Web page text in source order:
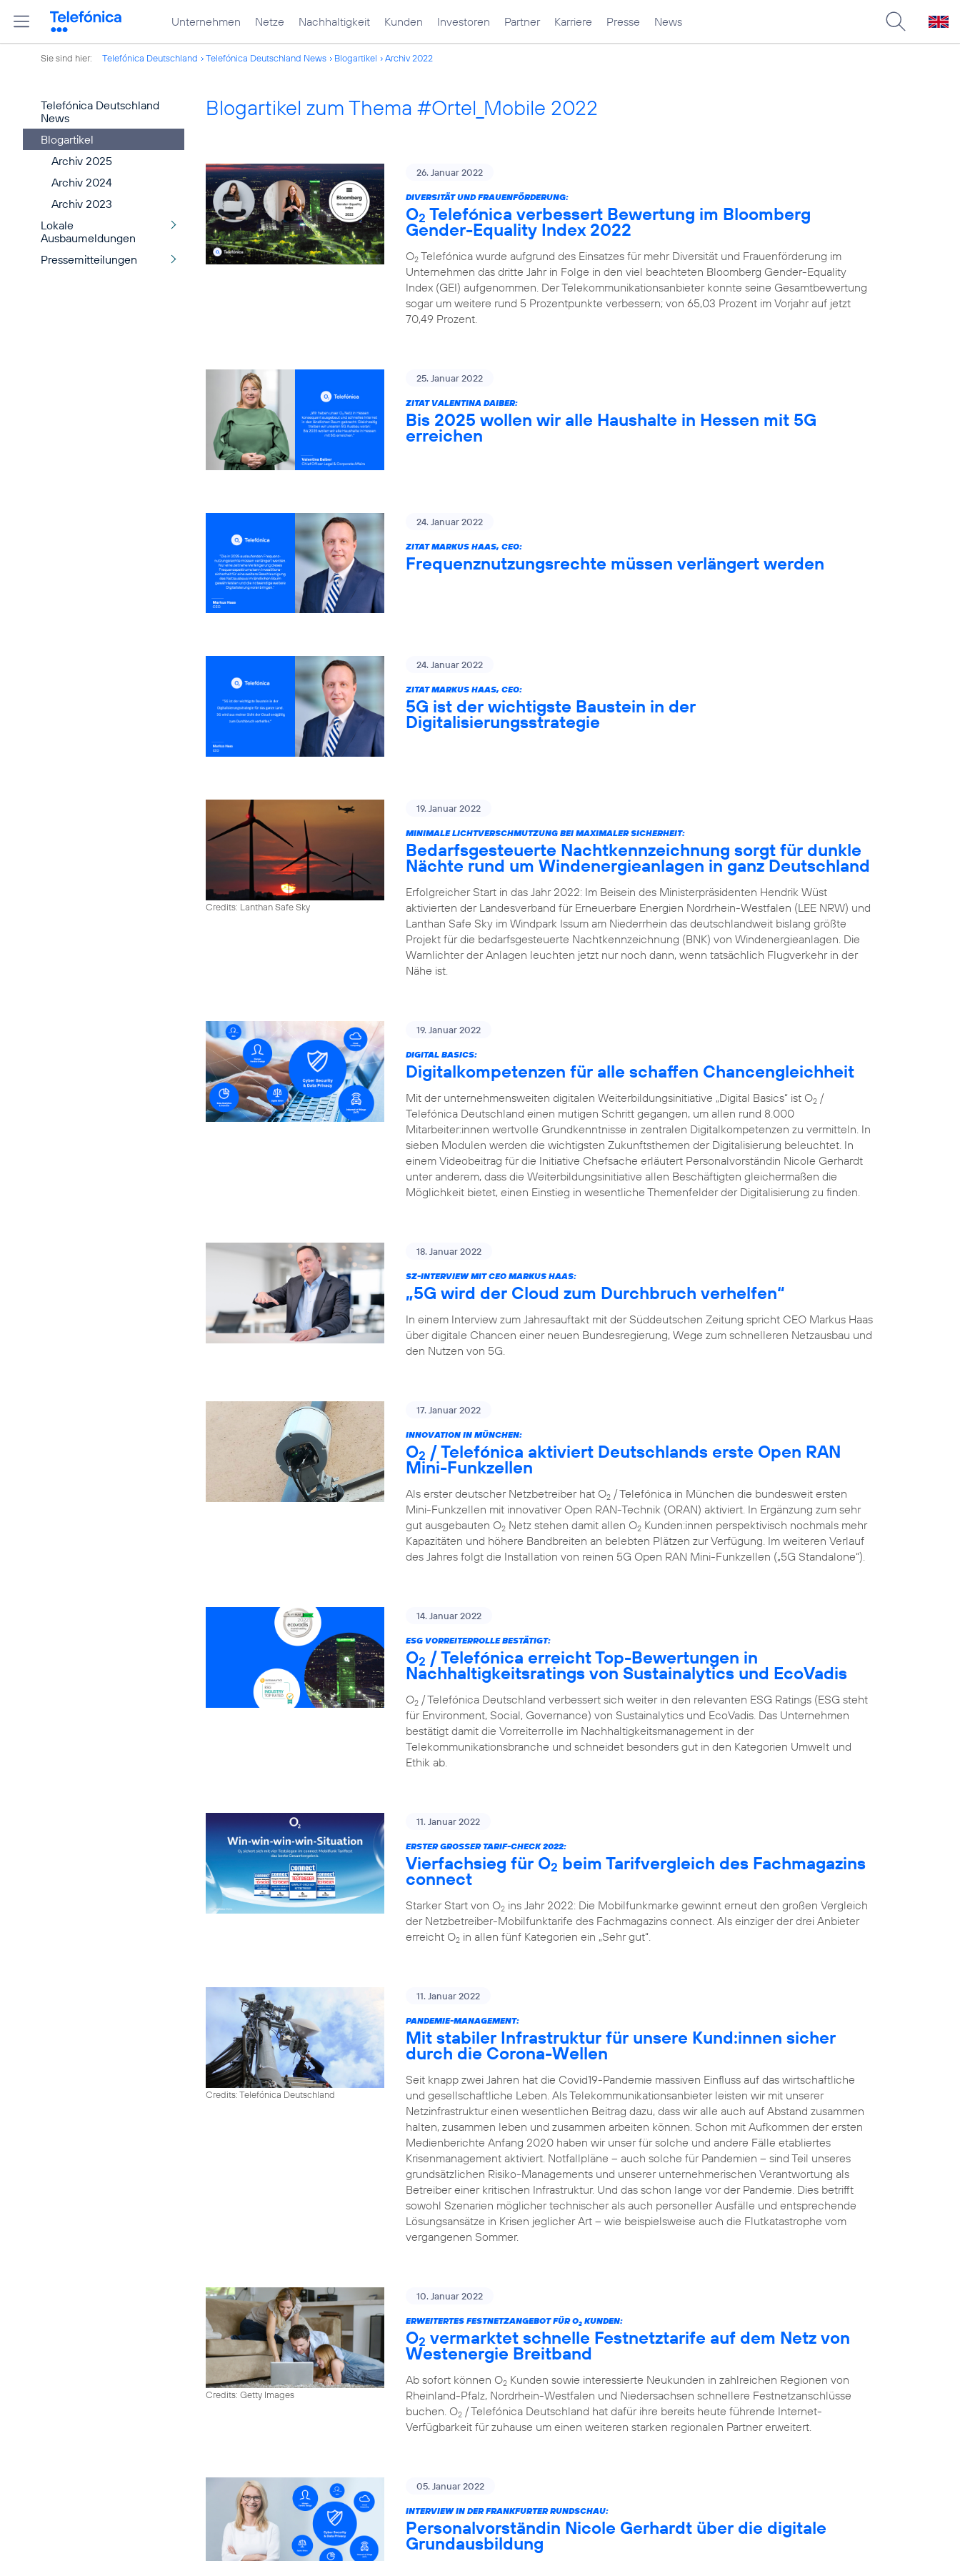
Unternehmen Netze Nachhaltigkeit Kunden Investoren Partner Karriere Presse News
Sie sind hier: Telefónica Deutschland Telefónica Deutschland News Blogartikel Archiv 2022
Telefónica Deutschland
News
Blogartikel
Archiv 2025
Archiv 2024
Archiv 2023
Lokale
Ausbaumeldungen
Pressemitteilungen
Blogartikel zum Thema #Ortel_Mobile 2022
26. Januar 2022
DIVERSITÄT UND FRAUENFÖRDERUNG:
O2 Telefónica verbessert Bewertung im Bloomberg
Gender-Equality Index 2022
O2 Telefónica wurde aufgrund des Einsatzes für mehr Diversität und Frauenförderung im
Unternehmen das dritte Jahr in Folge in den viel beachteten Bloomberg Gender-Equality
Index (GEI) aufgenommen. Der Telekommunikationsanbieter konnte seine Gesamtbewertung
sogar um weitere rund 5 Prozentpunkte verbessern; von 65,03 Prozent im Vorjahr auf jetzt
70,49 Prozent.
25. Januar 2022
ZITAT VALENTINA DAIBER:
Bis 2025 wollen wir alle Haushalte in Hessen mit 5G
erreichen
24. Januar 2022
ZITAT MARKUS HAAS, CEO:
Frequenznutzungsrechte müssen verlängert werden
24. Januar 2022
ZITAT MARKUS HAAS, CEO:
5G ist der wichtigste Baustein in der
Digitalisierungsstrategie
Credits: Lanthan Safe Sky
19. Januar 2022
MINIMALE LICHTVERSCHMUTZUNG BEI MAXIMALER SICHERHEIT:
Bedarfsgesteuerte Nachtkennzeichnung sorgt für dunkle
Nächte rund um Windenergieanlagen in ganz Deutschland
Erfolgreicher Start in das Jahr 2022: Im Beisein des Ministerpräsidenten Hendrik Wüst
aktivierten der Landesverband für Erneuerbare Energien Nordrhein-Westfalen (LEE NRW) und
Lanthan Safe Sky im Windpark Issum am Niederrhein das deutschlandweit bislang größte
Projekt für die bedarfsgesteuerte Nachtkennzeichnung (BNK) von Windenergieanlagen. Die
Warnlichter der Anlagen leuchten jetzt nur noch dann, wenn tatsächlich Flugverkehr in der
Nähe ist.
19. Januar 2022
DIGITAL BASICS:
Digitalkompetenzen für alle schaffen Chancengleichheit
Mit der unternehmensweiten digitalen Weiterbildungsinitiative „Digital Basics“ ist O2 /
Telefónica Deutschland einen mutigen Schritt gegangen, um allen rund 8.000
Mitarbeiter:innen wertvolle Grundkenntnisse in zentralen Digitalkompetenzen zu vermitteln. In
sieben Modulen werden die wichtigsten Zukunftsthemen der Digitalisierung beleuchtet. In
einem Videobeitrag für die Initiative Chefsache erläutert Personalvorständin Nicole Gerhardt
unter anderem, dass die Weiterbildungsinitiative allen Beschäftigten gleichermaßen die
Möglichkeit bietet, einen Einstieg in wesentliche Themenfelder der Digitalisierung zu finden.
18. Januar 2022
SZ-INTERVIEW MIT CEO MARKUS HAAS:
„5G wird der Cloud zum Durchbruch verhelfen“
In einem Interview zum Jahresauftakt mit der Süddeutschen Zeitung spricht CEO Markus Haas
über digitale Chancen einer neuen Bundesregierung, Wege zum schnelleren Netzausbau und
den Nutzen von 5G.
17. Januar 2022
INNOVATION IN MÜNCHEN:
O2 / Telefónica aktiviert Deutschlands erste Open RAN
Mini-Funkzellen
Als erster deutscher Netzbetreiber hat O2 / Telefónica in München die bundesweit ersten
Mini-Funkzellen mit innovativer Open RAN-Technik (ORAN) aktiviert. In Ergänzung zum sehr
gut ausgebauten O2 Netz stehen damit allen O2 Kunden:innen perspektivisch nochmals mehr
Kapazitäten und höhere Bandbreiten an belebten Plätzen zur Verfügung. Im weiteren Verlauf
des Jahres folgt die Installation von reinen 5G Open RAN Mini-Funkzellen („5G Standalone“).
14. Januar 2022
ESG VORREITERROLLE BESTÄTIGT:
O2 / Telefónica erreicht Top-Bewertungen in
Nachhaltigkeitsratings von Sustainalytics und EcoVadis
O2 / Telefónica Deutschland verbessert sich weiter in den relevanten ESG Ratings (ESG steht
für Environment, Social, Governance) von Sustainalytics und EcoVadis. Das Unternehmen
bestätigt damit die Vorreiterrolle im Nachhaltigkeitsmanagement in der
Telekommunikationsbranche und schneidet besonders gut in den Kategorien Umwelt und
Ethik ab.
11. Januar 2022
ERSTER GROSSER TARIF-CHECK 2022:
Vierfachsieg für O2 beim Tarifvergleich des Fachmagazins
connect
Starker Start von O2 ins Jahr 2022: Die Mobilfunkmarke gewinnt erneut den großen Vergleich
der Netzbetreiber-Mobilfunktarife des Fachmagazins connect. Als einziger der drei Anbieter
erreicht O2 in allen fünf Kategorien ein „Sehr gut“.
Credits: Telefónica Deutschland
11. Januar 2022
PANDEMIE-MANAGEMENT:
Mit stabiler Infrastruktur für unsere Kund:innen sicher
durch die Corona-Wellen
Seit knapp zwei Jahren hat die Covid19-Pandemie massiven Einfluss auf das wirtschaftliche
und gesellschaftliche Leben. Als Telekommunikationsanbieter leisten wir mit unserer
Netzinfrastruktur einen wesentlichen Beitrag dazu, dass wir alle auch auf Abstand zusammen
halten, zusammen leben und zusammen arbeiten können. Schon mit Aufkommen der ersten
Medienberichte Anfang 2020 haben wir unser für solche und andere Fälle etabliertes
Krisenmanagement aktiviert. Notfallpläne – auch solche für Pandemien – sind Teil unseres
grundsätzlichen Risiko-Managements und unserer unternehmerischen Verantwortung als
Betreiber einer kritischen Infrastruktur. Und das schon lange vor der Pandemie. Dies betrifft
sowohl Szenarien möglicher technischer als auch personeller Ausfälle und entsprechende
Lösungsansätze in Krisen jeglicher Art – wie beispielsweise auch die Flutkatastrophe vom
vergangenen Sommer.
Credits: Getty Images
10. Januar 2022
ERWEITERTES FESTNETZANGEBOT FÜR O2 KUNDEN:
O2 vermarktet schnelle Festnetztarife auf dem Netz von
Westenergie Breitband
Ab sofort können O2 Kunden sowie interessierte Neukunden in zahlreichen Regionen von
Rheinland-Pfalz, Nordrhein-Westfalen und Niedersachsen schnellere Festnetzanschlüsse
buchen. O2 / Telefónica Deutschland hat dafür ihre bereits heute führende Internet-
Verfügbarkeit für zuhause um einen weiteren starken regionalen Partner erweitert.
05. Januar 2022
INTERVIEW IN DER FRANKFURTER RUNDSCHAU:
Personalvorständin Nicole Gerhardt über die digitale
Grundausbildung